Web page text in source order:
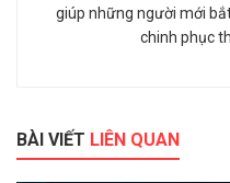
giúp những người mới
chinh phục
BÀI VIẾT LIÊN QUAN